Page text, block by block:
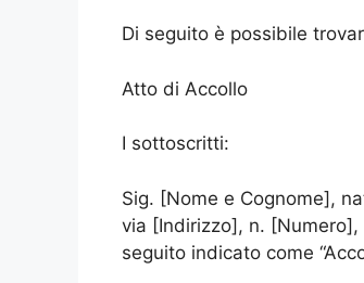
Di seguito è possibile
Atto di Accollo
I sottoscritti:
Sig. [Nome e Cognome],
via [Indirizzo], n.
seguito indicato come